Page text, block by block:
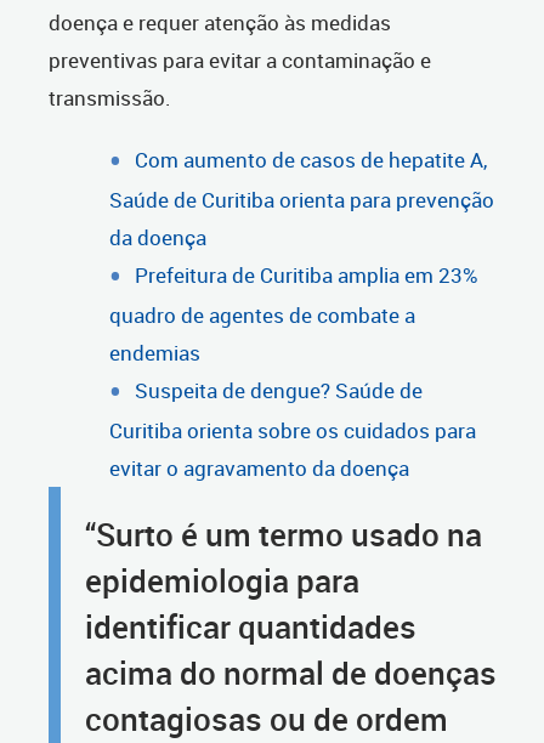
doença e requer atenção às medidas
preventivas para evitar a contaminação e
transmissão.
Com aumento de casos de hepatite A,
Saúde de Curitiba orienta para prevenção
da doença
Prefeitura de Curitiba amplia em 23%
quadro de agentes de combate a
endemias
Suspeita de dengue? Saúde de
Curitiba orienta sobre os cuidados para
evitar o agravamento da doença
“Surto é um termo usado na
epidemiologia para
identificar quantidades
acima do normal de doenças
contagiosas ou de ordem